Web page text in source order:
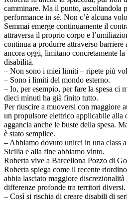
camminare. Ma il punto, ascoltandola
performance in sé. Non c’è alcuna
Semmai emerge continuamente il
attraversa il proprio corpo e
continua a produrre attraverso
ancora oggi, limitano concretamente
disabilità.
– Non sono i miei limiti – ripete più
– Sono i limiti del mondo esterno.
– Io, per esempio, per fare la spesa ci
dieci minuti ha già finito tutto.
Per riuscire a muoversi con maggiore
un propulsore elettrico applicabile alla
aggancia anche le buste della spesa.
è stato semplice.
– Abbiamo dovuto unirci in una class
Sicilia e alla fine abbiamo vinto.
Roberta vive a Barcellona Pozzo di
Roberta spiega come il recente
abbia lasciato maggiore
differenze profonde tra territori diversi.
– Così si rischia di creare disabili di